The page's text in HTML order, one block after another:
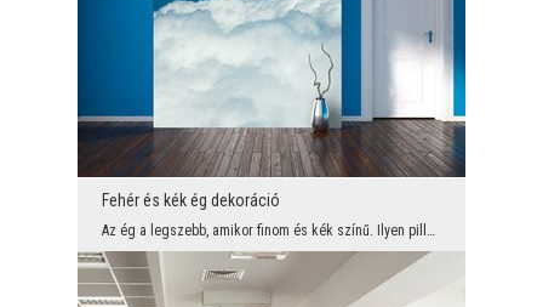
Fehér és kék ég dekoráció
Az ég a legszebb, amikor finom és kék színű. Ilyen pillanatban jól néznek ki a hófehér felhők, am...